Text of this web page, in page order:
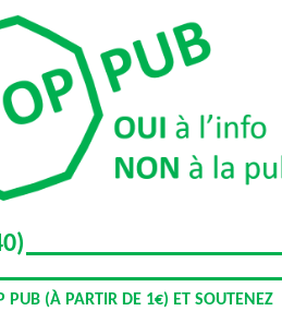
(À PARTIR DE 1€) ET SOUTENEZ